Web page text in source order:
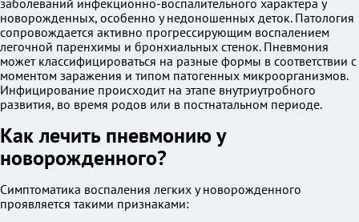
заболеваний инфекционно-воспалительного характера у
новорожденных, особенно у недоношенных деток. Патология
сопровождается активно прогрессирующим воспалением
легочной паренхимы и бронхиальных стенок. Пневмония
может классифицироваться на разные формы в соответствии с
моментом заражения и типом патогенных микроорганизмов.
Инфицирование происходит на этапе внутриутробного
развития, во время родов или в постнатальном периоде.
Как лечить пневмонию у
новорожденного?
Симптоматика воспаления легких у новорожденного
проявляется такими признаками: